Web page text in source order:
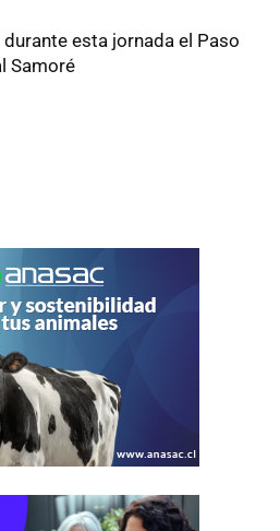
durante esta jornada el Paso
Samoré